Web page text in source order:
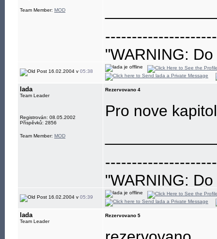
Team Member: MOD
"WARNING:
eye"
16.02.2004 v 05:38
lada
Team Leader
Registrován: 08.05.2002
Příspěvků: 2856
Team Member: MOD
Rezervovano 4
Pro nove
"WARNING:
eye"
16.02.2004 v 05:39
lada
Team Leader
Rezervovano 5